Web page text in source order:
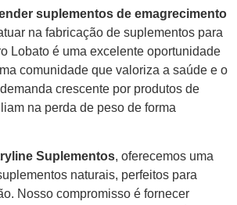
suplementos de emagrecimento
na fabricação de suplementos para
Lobato é uma excelente oportunidade
comunidade que valoriza a saúde e o
crescente por produtos de
na perda de peso de forma
Suplementos, oferecemos uma
naturais, perfeitos para
Nosso compromisso é fornecer